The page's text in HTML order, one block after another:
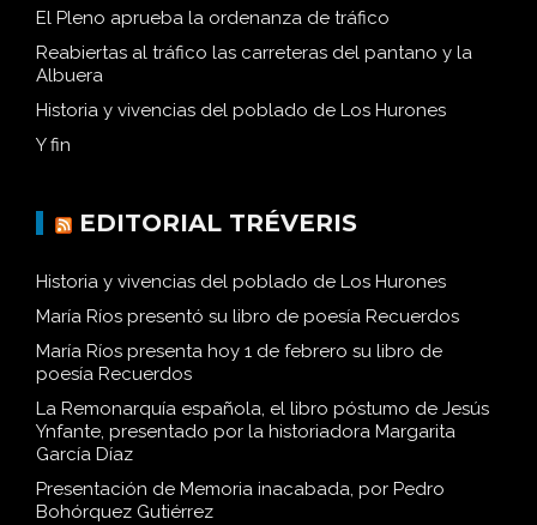
El Pleno aprueba la ordenanza de tráfico
Reabiertas al tráfico las carreteras del pantano y la
Albuera
Historia y vivencias del poblado de Los Hurones
Y fin
EDITORIAL TRÉVERIS
Historia y vivencias del poblado de Los Hurones
María Ríos presentó su libro de poesía Recuerdos
María Ríos presenta hoy 1 de febrero su libro de
poesía Recuerdos
La Remonarquía española, el libro póstumo de Jesús
Ynfante, presentado por la historiadora Margarita
García Díaz
Presentación de Memoria inacabada, por Pedro
Bohórquez Gutiérrez